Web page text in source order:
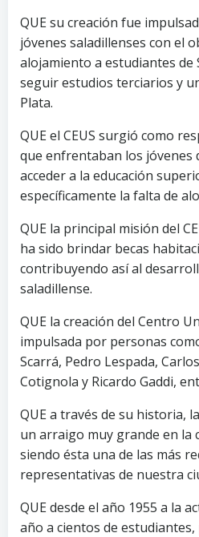
QUE su creación fue
jóvenes saladillenses con el
alojamiento a estudiantes de
seguir estudios terciarios y
Plata.
QUE el CEUS surgió como
que enfrentaban los jóvenes
acceder a la educación
específicamente la falta de
QUE la principal misión del
ha sido brindar becas
contribuyendo así al
saladillense.
QUE la creación del Centro
impulsada por personas
Scarrá, Pedro Lespada,
Cotignola y Ricardo Gaddi,
QUE a través de su historia,
un arraigo muy grande en la
siendo ésta una de las más
representativas de nuestra
QUE desde el año 1955 a la
año a cientos de